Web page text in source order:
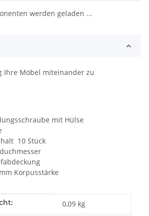
werden geladen ...
Ihre Möbel miteinander zu
mit Hülse
10 Stück
Korpusstärke
0,09 kg